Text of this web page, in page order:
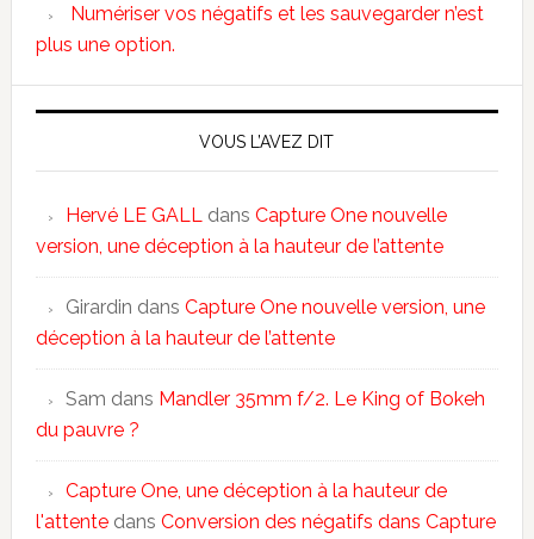
Numériser vos négatifs et les sauvegarder n’est
plus une option.
VOUS L’AVEZ DIT
Hervé LE GALL dans Capture One nouvelle
version, une déception à la hauteur de l’attente
Girardin dans Capture One nouvelle version, une
déception à la hauteur de l’attente
Sam dans Mandler 35mm f/2. Le King of Bokeh
du pauvre ?
Capture One, une déception à la hauteur de
l'attentedans Conversion des négatifs dans Capture